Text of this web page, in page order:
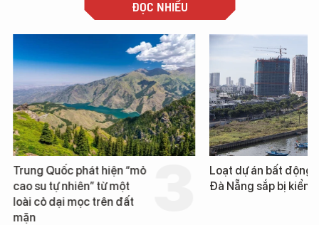
ĐỌC NHIỀU
Trung Quốc phát hiện “mỏ
cao su tự nhiên” từ một
loài cỏ dại mọc trên đất
mặn
Loạt dự án bất động
Đà Nẵng sắp bị kiểm